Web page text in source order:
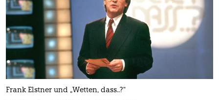
Frank Elstner und „Wetten, dass..?“